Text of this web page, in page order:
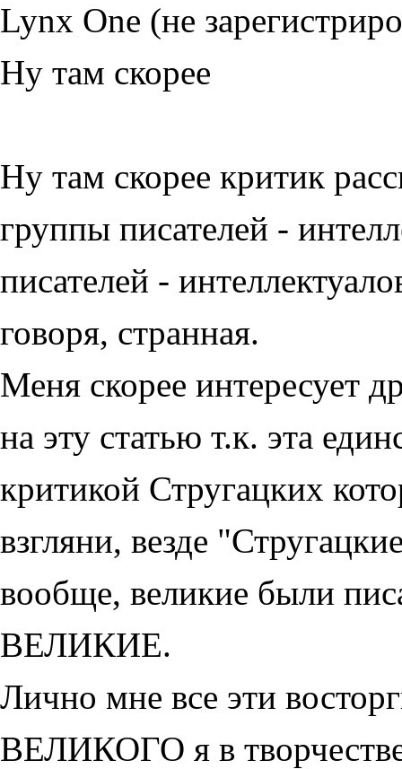
Lynx One (не
Ну там скорее
Ну там скорее критик
группы писателей -
писателей -
говоря, странная.
Меня скорее интересует
на эту статью т.к. эта
критикой Стругацких
взгляни, везде
вообще, великие были
ВЕЛИКИЕ.
Лично мне все эти
ВЕЛИКОГО я в